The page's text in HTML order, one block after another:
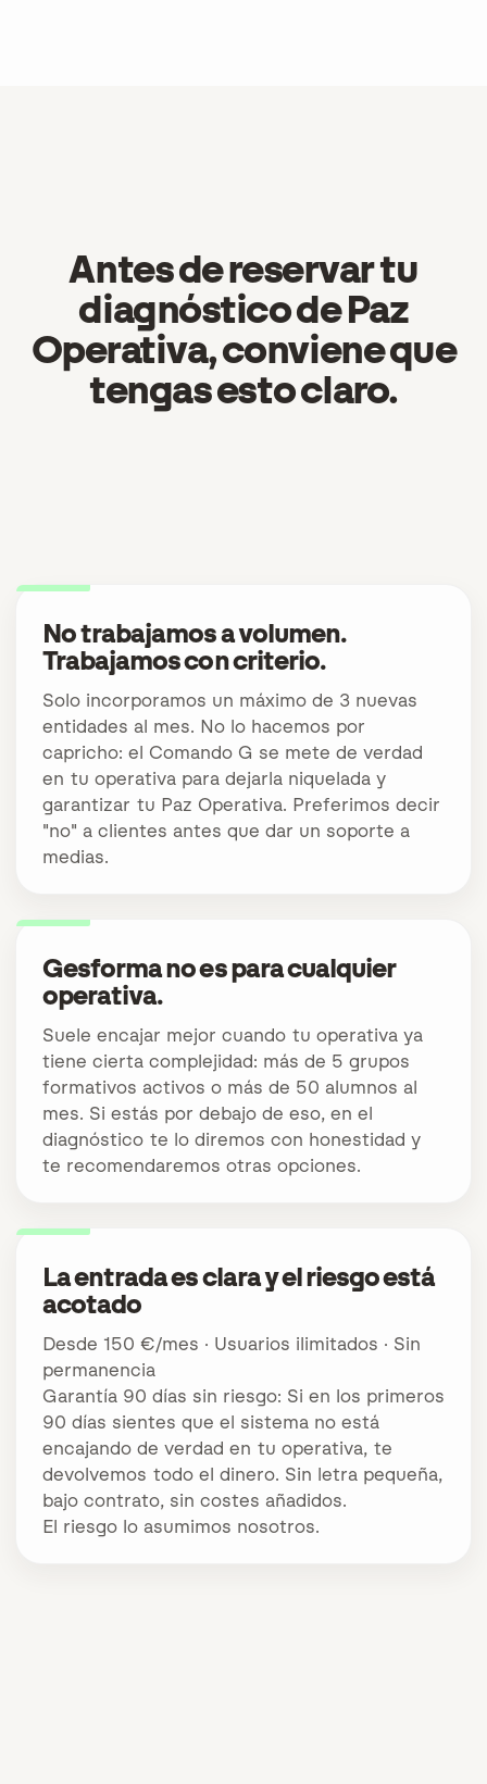
Antes de reservar tu
diagnóstico de Paz
Operativa, conviene que
tengas esto claro.
No trabajamos a volumen.
Trabajamos con criterio.
Solo incorporamos un máximo de 3 nuevas
entidades al mes. No lo hacemos por
capricho: el Comando G se mete de verdad
en tu operativa para dejarla niquelada y
garantizar tu Paz Operativa. Preferimos decir
"no" a clientes antes que dar un soporte a
medias.
Gesforma no es para cualquier
operativa.
Suele encajar mejor cuando tu operativa ya
tiene cierta complejidad: más de 5 grupos
formativos activos o más de 50 alumnos al
mes. Si estás por debajo de eso, en el
diagnóstico te lo diremos con honestidad y
te recomendaremos otras opciones.
La entrada es clara y el riesgo está
acotado
Desde 150 €/mes · Usuarios ilimitados · Sin
permanencia
Garantía 90 días sin riesgo: Si en los primeros
90 días sientes que el sistema no está
encajando de verdad en tu operativa, te
devolvemos todo el dinero. Sin letra pequeña,
bajo contrato, sin costes añadidos.
El riesgo lo asumimos nosotros.